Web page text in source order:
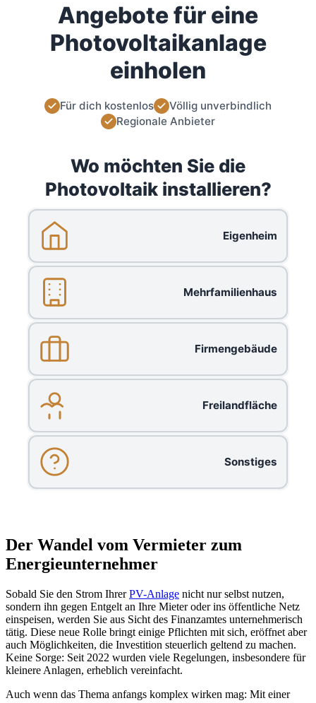
Angebote für eine
Photovoltaikanlage
einholen
Für dich kostenlos
Völlig unverbindlich
Regionale Anbieter
Wo möchten Sie die
Photovoltaik installieren?
Eigenheim
Mehrfamilienhaus
Firmengebäude
Freilandfläche
Sonstiges
Der Wandel vom Vermieter zum
Energieunternehmer
Sobald Sie den Strom IhrerPV-Anlage nicht nur selbst nutzen,
sondern ihn gegen Entgelt an Ihre Mieter oder ins öffentliche Netz
einspeisen, werden Sie aus Sicht des Finanzamtes unternehmerisch
tätig. Diese neue Rolle bringt einige Pflichten mit sich, eröffnet aber
auch Möglichkeiten, die Investition steuerlich geltend zu machen.
Keine Sorge: Seit 2022 wurden viele Regelungen, insbesondere für
kleinere Anlagen, erheblich vereinfacht.
Auch wenn das Thema anfangs komplex wirken mag: Mit einer